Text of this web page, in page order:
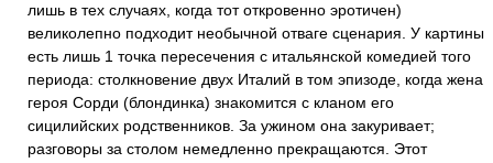
лишь в тех случаях, когда тот откровенно эротичен)
великолепно подходит необычной отваге сценария. У картины
есть лишь 1 точка пересечения с итальянской комедией того
периода: столкновение двух Италий в том эпизоде, когда жена
героя Сорди (блондинка) знакомится с кланом его
сицилийских родственников. За ужином она закуривает;
разговоры за столом немедленно прекращаются. Этот